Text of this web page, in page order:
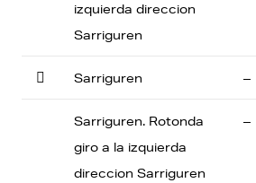
izquierda direccion
Sarriguren
 Sarriguren –
Sarriguren. Rotonda
giro a la izquierda
direccion Sarriguren
–